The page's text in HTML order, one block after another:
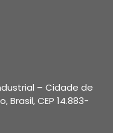
– Cidade de
CEP 14.883-